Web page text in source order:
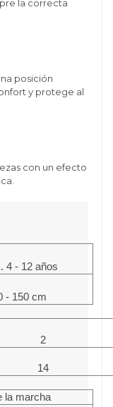
la correcta
posición
y protege al
con un efecto
4 - 12 años
- 150 cm
2
14
la marcha